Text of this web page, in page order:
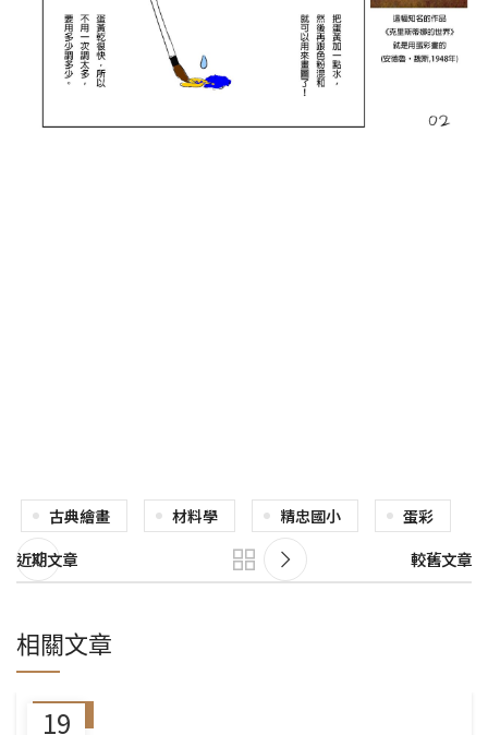
古典繪畫 材料學 精忠國小 蛋彩
近期文章 較舊文章
相關文章
19
工作坊